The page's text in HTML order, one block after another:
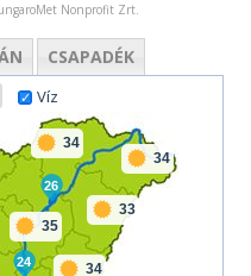
Nonprofit Zrt.
CSAPADÉK
35
34
34
33
34
24
26
Víz